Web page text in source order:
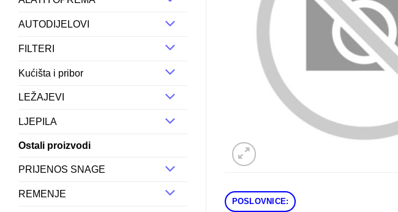
AUTODIJELOVI
FILTERI
Kućišta i pribor
LEŽAJEVI
LJEPILA
Ostali proizvodi
PRIJENOS SNAGE
REMENJE
POSLOVNICE: